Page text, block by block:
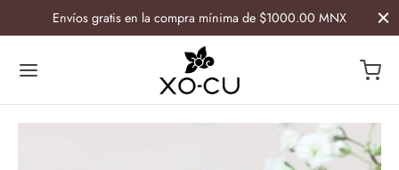
Envíos gratis en la compra mínima de $1000.00 MNX